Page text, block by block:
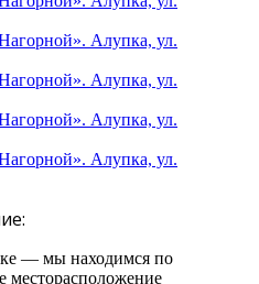
— мы находимся по
месторасположение